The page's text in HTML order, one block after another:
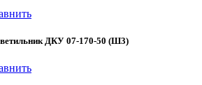
ДКУ 07-170-50 (Ш3)